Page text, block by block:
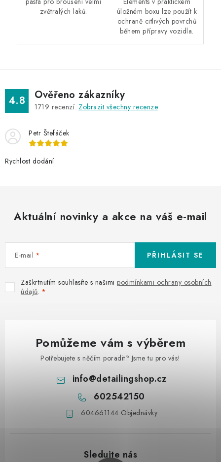
zvětralých laků.
úložném boxu lze použít k
ochraně citlivých povrchů
během přípravy vozidla.
4.8 Ověřeno zákazníky
1719 recenzí. Zobrazit všechny recenze
Petr Štefáček
Rychlost dodání
Aktuální novinky a akce na váš e-mail
E-mail
Zaškrtnutím souhlasíte s našimi podmínkami ochrany osobních
údajů.
PŘIHLÁSIT SE
Pomůžeme vám s výběrem
Potřebujete s něčím poradit? Jsme tu pro vás!
info@detailingshop.cz
602542150
604661144 Objednávky